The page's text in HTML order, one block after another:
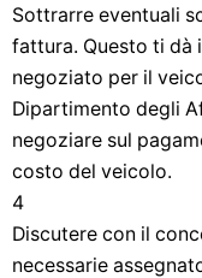
Sottrarre eventuali
fattura. Questo ti dà
negoziato per il
Dipartimento degli
negoziare sul
costo del veicolo.
4
Discutere con il
necessarie